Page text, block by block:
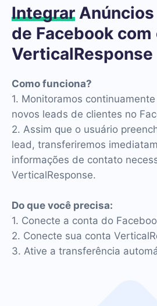
Integrar
de Facebook com
VerticalResponse
Como funciona?
1. Monitoramos
novos leads de clientes no
2. Assim que o usuário
lead, transferiremos
informações de contato
VerticalResponse.
Do que você precisa:
1. Conecte a conta do
2. Conecte sua conta
3. Ative a transferência